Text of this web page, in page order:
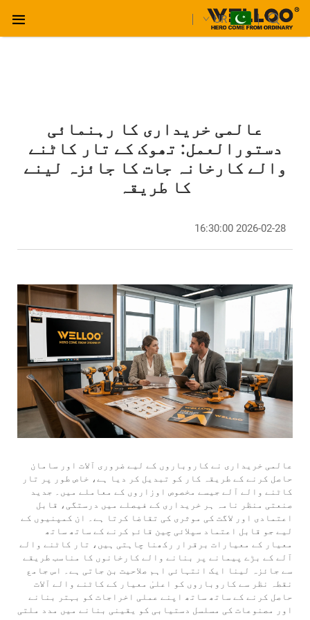
UR
عالمی خریداری کا رہنمائی
دستورالعمل: تھوک کے تار کاٹنے
والے کارخانہ جات کا جائزہ لینے
کا طریقہ
2026-02-28 16:30:00
عالمی خریداری نے کاروباروں کے لیے ضروری آلات اور سامان
حاصل کرنے کے طریقہ کار کو تبدیل کر دیا ہے، خاص طور پر تار
کاٹنے والے آلے جیسے مخصوص اوزاروں کے معاملے میں۔ جدید
صنعتی منظر نامہ ہر خریداری کے فیصلے میں درستگی، قابل
اعتمادی اور لاگت کی موثری کی تقاضا کرتا ہے۔ ان کمپنیوں کے
لیے جو قابل اعتماد سپلائی چین قائم کرنے کے ساتھ ساتھ
معیار کے معیارات برقرار رکھنا چاہتی ہیں، تار کاٹنے والے
آلے کے بڑے پیمانے پر بنانے والے کارخانوں کا مناسب طریقے
سے جائزہ لینا ایک انتہائی اہم صلاحیت بن جاتی ہے۔ اس جامع
نقطہ نظر سے کاروباروں کو اعلیٰ معیار کے کاٹنے والے آلات
حاصل کرنے کے ساتھ ساتھ اپنے عملی اخراجات کو بہتر بنانے
اور مصنوعات کی مسلسل دستیابی کو یقینی بنانے میں مدد ملتی